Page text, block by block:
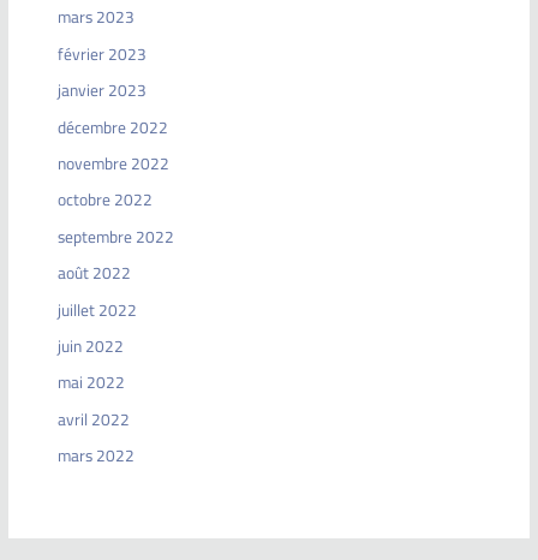
mars 2023
février 2023
janvier 2023
décembre 2022
novembre 2022
octobre 2022
septembre 2022
août 2022
juillet 2022
juin 2022
mai 2022
avril 2022
mars 2022